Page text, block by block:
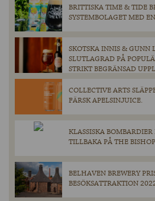
BRITTISKA TIME & TIDE
SYSTEMBOLAGET MED
SKOTSKA INNIS & GUNN
SLUTLAGRAD PÅ
STRIKT BEGRÄNSAD
COLLECTIVE ARTS
FÄRSK APELSINJUICE.
KLASSISKA
TILLBAKA PÅ THE
BELHAVEN BREWERY
BESÖKSATTRAKTION